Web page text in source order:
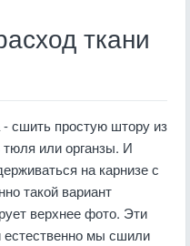
ткани
сшить простую штору из
тюля или органзы. И
на карнизе с
такой вариант
верхнее фото. Эти
мы сшили